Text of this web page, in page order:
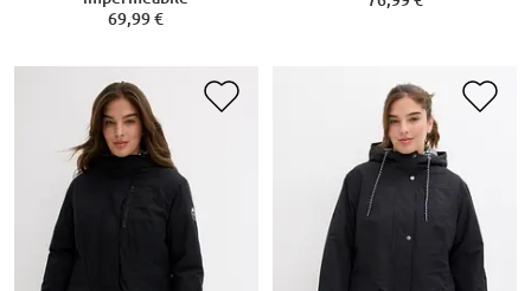
69,99 €